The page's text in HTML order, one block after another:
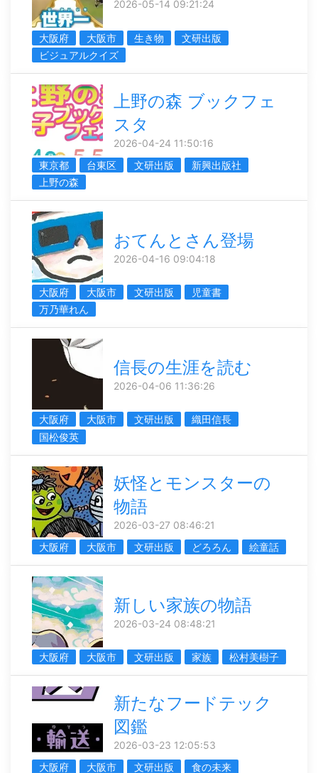
2026-05-14 09:21:24
大阪府 大阪市 生き物
文研出版
ビジュアルクイズ
上野の森 ブックフェ
スタ
2026-04-24 11:50:16
東京都
台東区 文研出版
新興出版社
上野の森
おてんとさん登場
2026-04-16 09:04:18
大阪府 大阪市 文研出版
児童書
万乃華れん
信長の生涯を読む
2026-04-06 11:36:26
大阪府 大阪市 文研出版
織田信長
国松俊英
妖怪とモンスターの
物語
2026-03-27 08:46:21
大阪府
大阪市 文研出版 どろろん 絵童話
新しい家族の物語
2026-03-24 08:48:21
大阪府 大阪市 文研出版 家族 松村美樹子
新たなフードテック
図鑑
2026-03-23 12:05:53
大阪府
大阪市 文研出版
食の未来